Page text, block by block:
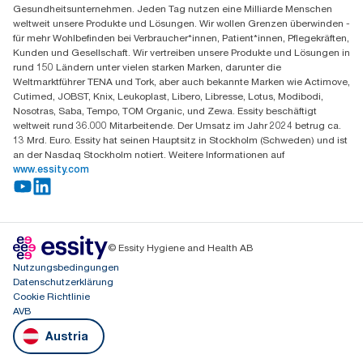
Am Europlatz 2
1120 Wien
Mo-Do 8:00-16:30 | Fr 8:00-15:00
GLN: 9011111000026
Gesundheitsunternehmen. Jeden Tag nutzen eine Milliarde Menschen
weltweit unsere Produkte und Lösungen. Wir wollen Grenzen überwinden -
für mehr Wohlbefinden bei Verbraucher*innen, Patient*innen, Pflegekräften,
Kunden und Gesellschaft. Wir vertreiben unsere Produkte und Lösungen in
rund 150 Ländern unter vielen starken Marken, darunter die
Weltmarktführer TENA und Tork, aber auch bekannte Marken wie Actimove,
Cutimed, JOBST, Knix, Leukoplast, Libero, Libresse, Lotus, Modibodi,
Nosotras, Saba, Tempo, TOM Organic, und Zewa. Essity beschäftigt
weltweit rund 36.000 Mitarbeitende. Der Umsatz im Jahr 2024 betrug ca.
13 Mrd. Euro. Essity hat seinen Hauptsitz in Stockholm (Schweden) und ist
an der Nasdaq Stockholm notiert. Weitere Informationen auf
www.essity.com
© Essity Hygiene and Health AB
Nutzungsbedingungen
Datenschutzerklärung
Cookie Richtlinie
AVB
Austria